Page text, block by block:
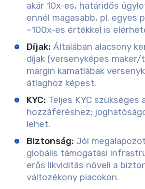
akár 10x-es, határidős
ennél magasabb, pl. egyes
~100x-es értékkel is
Díjak: Általában alacsony
díjak (versenyképes maker/
margin kamatlábak
átlaghoz képest.
KYC: Teljes KYC szükséges
hozzáféréshez;
lehet.
Biztonság: Jól
globális támogatási
erős likviditás növeli a
változékony piacokon.